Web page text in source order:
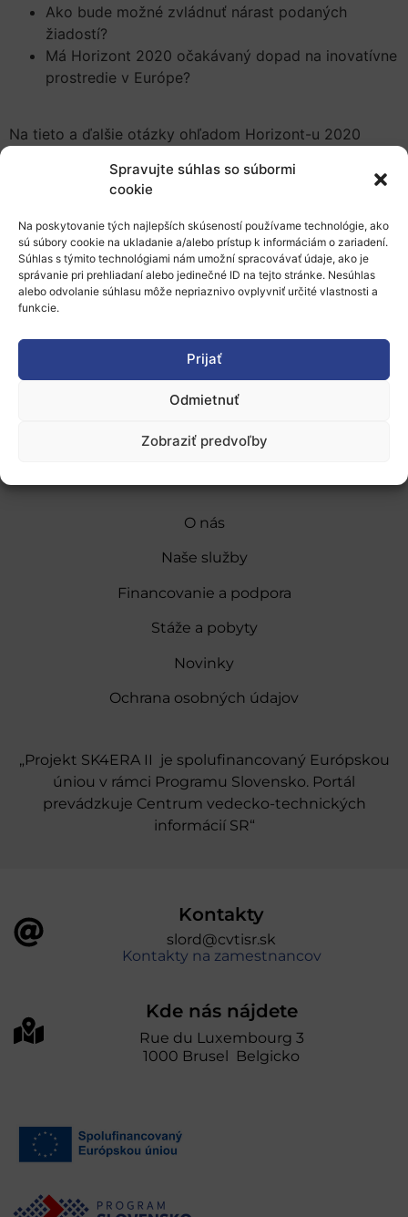
Spravujte súhlas so súbormi
cookie
Na poskytovanie tých najlepších skúseností používame technológie, ako
sú súbory cookie na ukladanie a/alebo prístup k informáciám o zariadení.
Súhlas s týmito technológiami nám umožní spracovávať údaje, ako je
správanie pri prehliadaní alebo jedinečné ID na tejto stránke. Nesúhlas
alebo odvolanie súhlasu môže nepriaznivo ovplyvniť určité vlastnosti a
funkcie.
Prijať
Odmietnuť
Zobraziť predvoľby
Ako bude možné zvládnuť nárast podaných
žiadostí?
Má Horizont 2020 očakávaný dopad na inovatívne
prostredie v Európe?
Na tieto a ďalšie otázky ohľadom Horizont-u 2020
2020, ktorá sa uskutoční 16. 2. 2016, v Bruseli. Medzi
rečníkmi nebude chýbať Carlos Moedas, komisár pre
výskum, vedu a inovácie, či Robert-Jan Smits,
generálny riaditeľ DG pre výskum a inovácie.
Registrovať sa môžete na
konferencii nájdetetu.
Pridať do Google Kalendára
O nás
Naše služby
Financovanie a podpora
Stáže a pobyty
Novinky
Ochrana osobných údajov
„Projekt SK4ERA II je spolufinancovaný Európskou
úniou v rámci Programu Slovensko. Portál
prevádzkuje Centrum vedecko-technických
informácií SR“
Kontakty
slord@cvtisr.sk
Kontakty na zamestnancov
Kde nás nájdete
Rue du Luxembourg 3
1000 Brusel Belgicko